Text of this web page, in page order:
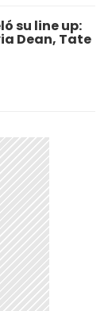
su line up:
Dean, Tate